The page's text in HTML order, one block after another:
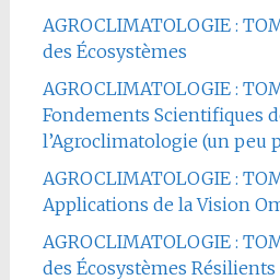
AGROCLIMATOLOGIE :
des Écosystèmes
AGROCLIMATOLOGIE :
Fondements Scientifiques
l’Agroclimatologie (un peu
AGROCLIMATOLOGIE :
Applications de la Vision
AGROCLIMATOLOGIE :
des Écosystèmes Résilients